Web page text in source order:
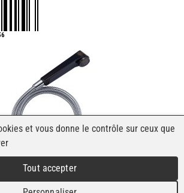
et vous donne le contrôle sur ceux que
Tout accepter